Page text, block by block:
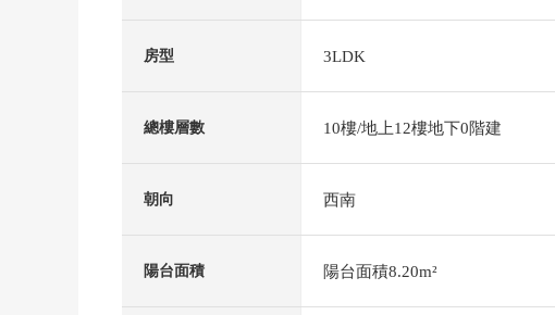
房型 3LDK
總樓層數 10樓/地上12樓地下0階建
朝向 西南
陽台面積 陽台面積8.20m²